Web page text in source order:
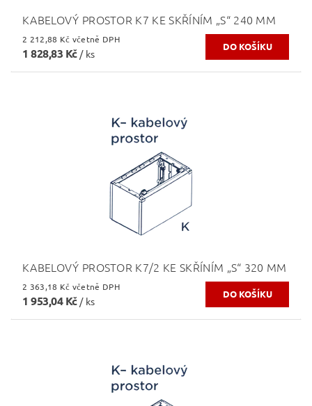
KABELOVÝ PROSTOR K7 KE SKŘÍNÍM „S“ 240 MM
2 212,88 Kč včetně DPH
1 828,83 Kč / ks
KABELOVÝ PROSTOR K7/2 KE SKŘÍNÍM „S“ 320 MM
2 363,18 Kč včetně DPH
1 953,04 Kč / ks